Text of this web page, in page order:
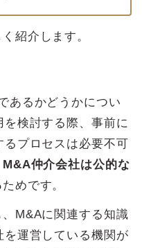
紹介します。
あるかどうかについ
検討する際、事前に
プロセスは必要不可
M&A仲介会社は公的な
ためです。
M&Aに関連する知識
を運営している機関が